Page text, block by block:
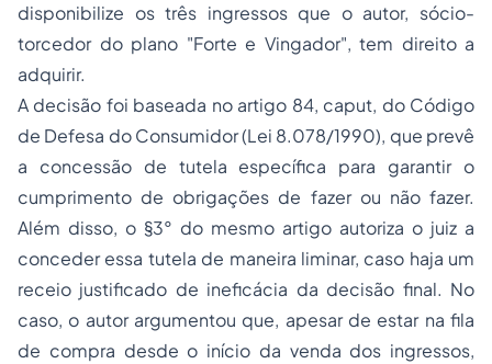
disponibilize os três ingressos que o autor, sócio-
torcedor do plano "Forte e Vingador", tem direito a
adquirir.
A decisão foi baseada no artigo 84, caput, do Código
de Defesa do Consumidor (Lei 8.078/1990), que prevê
a concessão de tutela específica para garantir o
cumprimento de obrigações de fazer ou não fazer.
Além disso, o §3° do mesmo artigo autoriza o juiz a
conceder essa tutela de maneira liminar, caso haja um
receio justificado de ineficácia da decisão final. No
caso, o autor argumentou que, apesar de estar na fila
de compra desde o início da venda dos ingressos,